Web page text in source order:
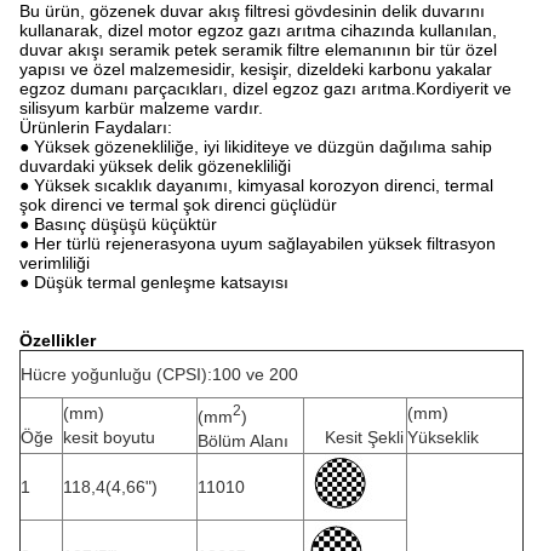
Bu ürün, gözenek duvar akış filtresi gövdesinin delik duvarını
kullanarak, dizel motor egzoz gazı arıtma cihazında kullanılan,
duvar akışı seramik petek seramik filtre elemanının bir tür özel
yapısı ve özel malzemesidir, kesişir, dizeldeki karbonu yakalar
egzoz dumanı parçacıkları, dizel egzoz gazı arıtma.Kordiyerit ve
silisyum karbür malzeme vardır.
Ürünlerin Faydaları:
● Yüksek gözenekliliğe, iyi likiditeye ve düzgün dağılıma sahip
duvardaki yüksek delik gözenekliliği
● Yüksek sıcaklık dayanımı, kimyasal korozyon direnci, termal
şok direnci ve termal şok direnci güçlüdür
● Basınç düşüşü küçüktür
● Her türlü rejenerasyona uyum sağlayabilen yüksek filtrasyon
verimliliği
● Düşük termal genleşme katsayısı
Özellikler
Hücre yoğunluğu (CPSI):100 ve 200
Öğe
(mm)
kesit boyutu
(mm2)
Bölüm Alanı
Kesit Şekli
(mm)
Yükseklik
1 118,4(4,66") 11010